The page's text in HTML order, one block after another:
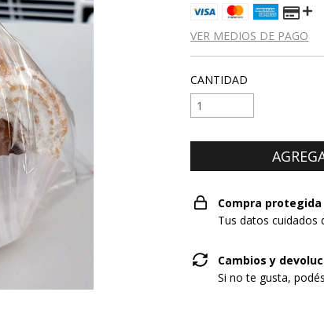
VER MEDIOS DE PAGO
CANTIDAD
Compra protegida
Tus datos cuidados
Cambios y
Si no te gusta,